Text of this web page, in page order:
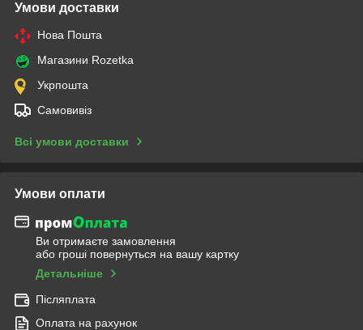
Умови доставки
Нова Пошта
Магазини Rozetka
Укрпошта
Самовивіз
Всі умови доставки
Умови оплати
Ви отримаєте замовлення
або гроші повернуться на вашу картку
Детальніше
Післяплата
Оплата на рахунок